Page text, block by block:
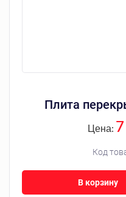
Плита
Код
Цена:
В корзину